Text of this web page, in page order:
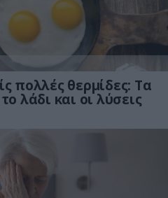
πολλές θερμίδες: Τα
λάδι και οι λύσεις